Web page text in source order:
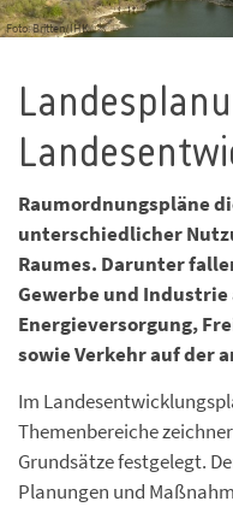
Foto: Britten/IHK
Raumordnungspläne
unterschiedlicher
Raumes. Darunter
Gewerbe und Industrie
Energieversorgung,
sowie Verkehr auf der
Im
Themenbereiche
Grundsätze festgelegt.
Planungen und